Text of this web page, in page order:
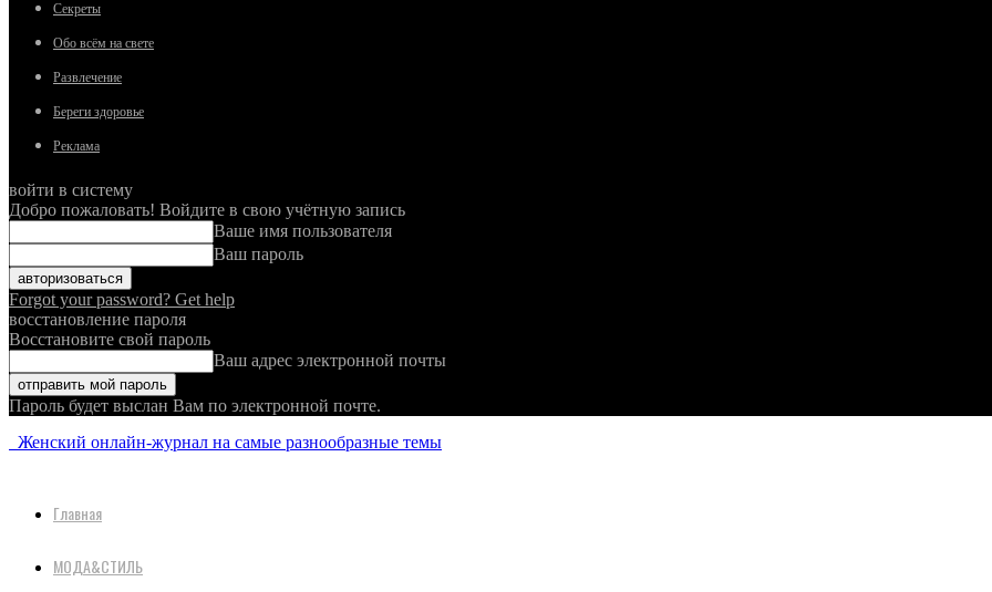
Секреты
Обо всём на свете
Развлечение
Береги здоровье
Реклама
войти в систему
Добро пожаловать! Войдите в свою учётную запись
Ваше имя пользователя
Ваш пароль
Forgot your password? Get help
восстановление пароля
Восстановите свой пароль
Ваш адрес электронной почты
Пароль будет выслан Вам по электронной почте.
Женский онлайн-журнал на самые разнообразные темы
Главная
МОДА&СТИЛЬ